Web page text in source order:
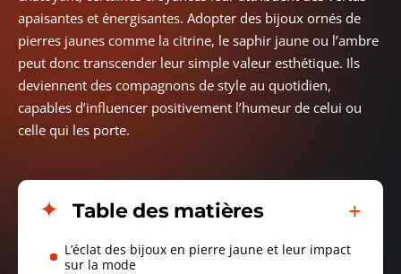
apaisantes et énergisantes. Adopter des bijoux ornés de
pierres jaunes comme la citrine, le saphir jaune ou l’ambre
peut donc transcender leur simple valeur esthétique. Ils
deviennent des compagnons de style au quotidien,
capables d’influencer positivement l’humeur de celui ou
celle qui les porte.
Table des matières
L’éclat des bijoux en pierre jaune et leur impact
sur la mode